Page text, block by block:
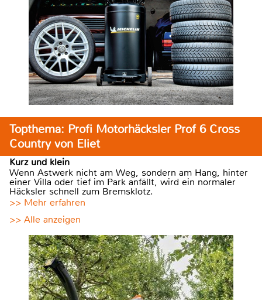
Topthema: Profi Motorhäcksler Prof 6 Cross
Country von Eliet
Kurz und klein
Wenn Astwerk nicht am Weg, sondern am Hang, hinter
einer Villa oder tief im Park anfällt, wird ein normaler
Häcksler schnell zum Bremsklotz.
>> Mehr erfahren
>> Alle anzeigen